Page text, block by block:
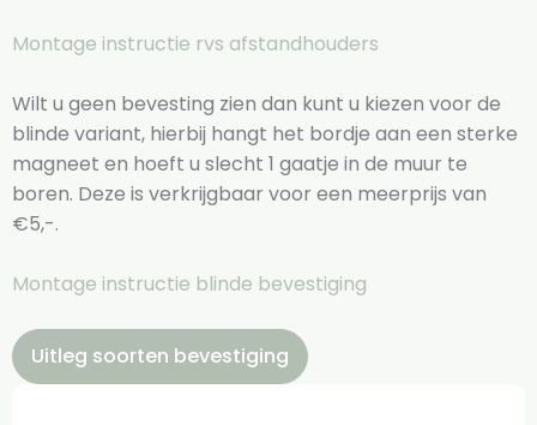
Montage instructie rvs afstandhouders
Wilt u geen bevesting zien dan kunt u kiezen voor de
blinde variant, hierbij hangt het bordje aan een sterke
magneet en hoeft u slecht 1 gaatje in de muur te
boren. Deze is verkrijgbaar voor een meerprijs van
€5,-.
Montage instructie blinde bevestiging
Uitleg soorten bevestiging